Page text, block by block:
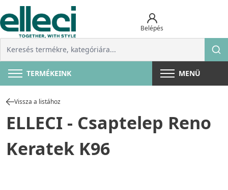
Belépés
TERMÉKEINK MENÜ
Vissza a listához
ELLECI - Csaptelep Reno
Keratek K96